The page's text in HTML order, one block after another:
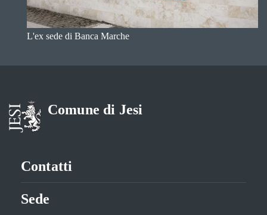
L'ex sede di Banca Marche
Comune di Jesi
Contatti
Sede